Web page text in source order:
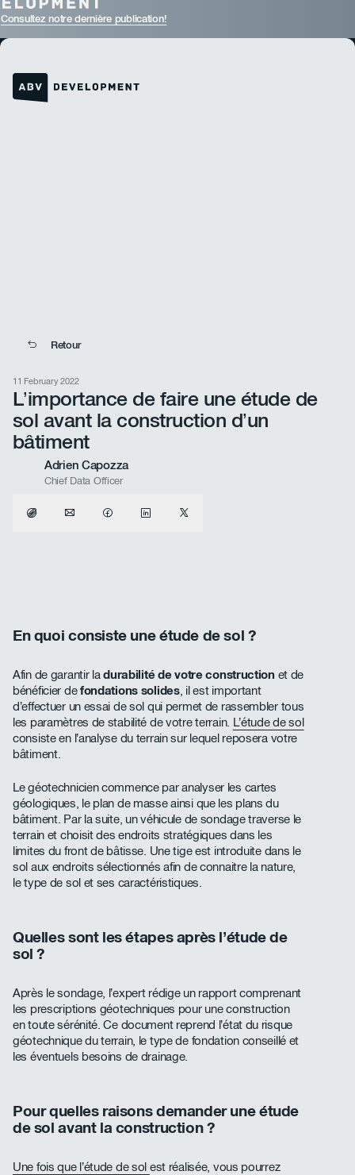
Consultez notre dernière publication!
Retour
11 February 2022
L’importance de faire une étude de
sol avant la construction d’un
bâtiment
Adrien Capozza
Chief Data Officer
En quoi consiste une étude de sol ?
Afin de garantir ladurabilité de votre construction et de
bénéficier defondations solides, il est important
d’effectuer un essai de sol qui permet de rassembler tous
les paramètres de stabilité de votre terrain.
L’étude de sol
consiste en l’analyse du terrain sur lequel reposera votre
bâtiment.
Le géotechnicien commence par analyser les cartes
géologiques, le plan de masse ainsi que les plans du
bâtiment. Par la suite, un véhicule de sondage traverse le
terrain et choisit des endroits stratégiques dans les
limites du front de bâtisse. Une tige est introduite dans le
sol aux endroits sélectionnés afin de connaitre la nature,
le type de sol et ses caractéristiques.
Quelles sont les étapes après l’étude de
sol ?
Après le sondage, l’expert rédige un rapport comprenant
les prescriptions géotechniques pour une construction
en toute sérénité. Ce document reprend l’état du risque
géotechnique du terrain, le type de fondation conseillé et
les éventuels besoins de drainage.
Pour quelles raisons demander une étude
de sol avant la construction ?
Une fois que l’étude de sol est réalisée, vous pourrez